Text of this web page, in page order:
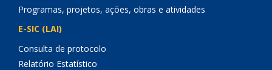
Programas, projetos, ações, obras e atividades
E-SIC (LAI)
Consulta de protocolo
Relatório Estatístico